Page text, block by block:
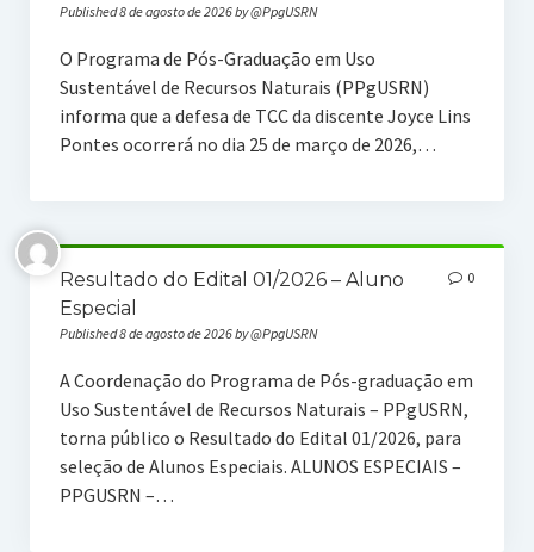
Produtos Técnicos e Tecnológicos
Saneamento
Processos Seletivos
Editais
Oferta de Disciplinas
Modelos de Dissertação
Calendário
Notícias
Published 8 de agosto de 2026 by @PpgUSRN
O Programa de Pós-Graduação em Uso
Sustentável de Recursos Naturais (PPgUSRN)
informa que a defesa de TCC da discente Joyce Lins
Pontes ocorrerá no dia 25 de março de 2026,…
Resultado do Edital 01/2026 – Aluno
Especial
Published 8 de agosto de 2026 by @PpgUSRN
0
A Coordenação do Programa de Pós-graduação em
Uso Sustentável de Recursos Naturais – PPgUSRN,
torna público o Resultado do Edital 01/2026, para
seleção de Alunos Especiais. ALUNOS ESPECIAIS –
PPGUSRN –…